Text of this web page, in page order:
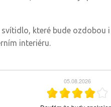
které bude ozdobou i
interiéru.